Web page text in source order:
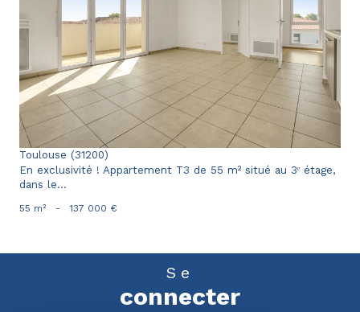
Toulouse (31200)
En exclusivité ! Appartement T3 de 55 m² situé au 3ᵉ étage,
dans le...
55 m² - 137 000 €
Se
connecter